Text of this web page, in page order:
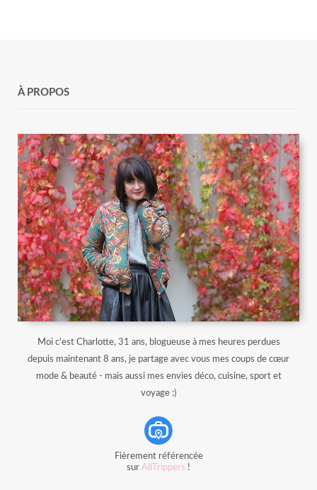
À PROPOS
Moi c'est Charlotte, 31 ans, blogueuse à mes heures perdues
depuis maintenant 8 ans, je partage avec vous mes coups de cœur
mode & beauté - mais aussi mes envies déco, cuisine, sport et
voyage :)
Fièrement référencée
sur AllTrippers !